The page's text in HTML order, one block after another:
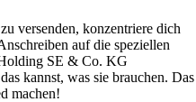
versenden, konzentriere dich
auf die speziellen
SE & Co. KG
kannst, was sie brauchen. Das
machen!